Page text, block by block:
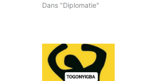
Dans "Diplomatie"